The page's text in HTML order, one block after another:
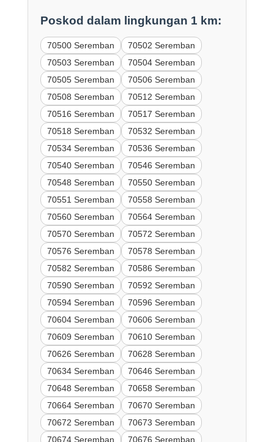
Poskod dalam lingkungan 1 km:
70500 Seremban
70502 Seremban
70503 Seremban
70504 Seremban
70505 Seremban
70506 Seremban
70508 Seremban
70512 Seremban
70516 Seremban
70517 Seremban
70518 Seremban
70532 Seremban
70534 Seremban
70536 Seremban
70540 Seremban
70546 Seremban
70548 Seremban
70550 Seremban
70551 Seremban
70558 Seremban
70560 Seremban
70564 Seremban
70570 Seremban
70572 Seremban
70576 Seremban
70578 Seremban
70582 Seremban
70586 Seremban
70590 Seremban
70592 Seremban
70594 Seremban
70596 Seremban
70604 Seremban
70606 Seremban
70609 Seremban
70610 Seremban
70626 Seremban
70628 Seremban
70634 Seremban
70646 Seremban
70648 Seremban
70658 Seremban
70664 Seremban
70670 Seremban
70672 Seremban
70673 Seremban
70674 Seremban
70676 Seremban